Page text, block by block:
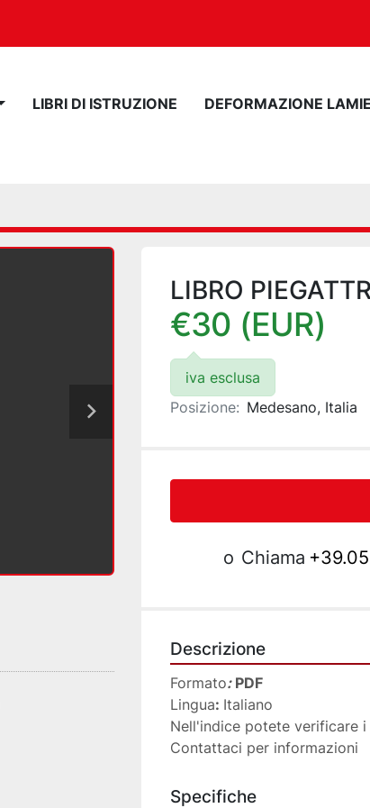
LIBRI DI ISTRUZIONE DEFORMAZIONE
LIBRO
€30 (EUR)
iva esclusa
Posizione: Medesano, Italia
o Chiama
Descrizione
Formato: PDF
Lingua: Italiano
Nell'indice potete verificare
Contattaci per informazioni
Specifiche